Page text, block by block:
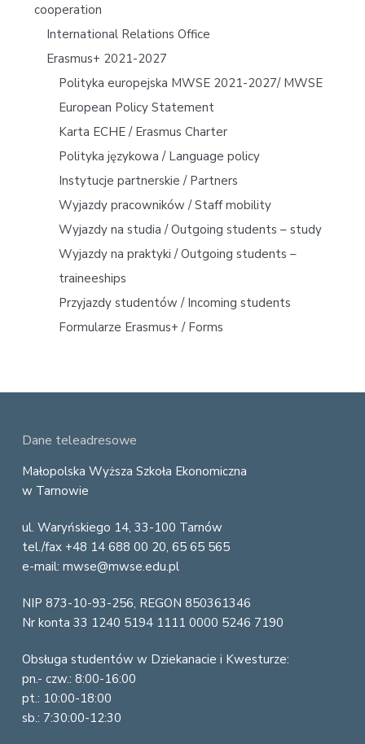
cooperation
International Relations Office
Erasmus+ 2021-2027
Polityka europejska MWSE 2021-2027/ MWSE
European Policy Statement
Karta ECHE / Erasmus Charter
Polityka językowa / Language policy
Instytucje partnerskie / Partners
Wyjazdy pracowników / Staff mobility
Wyjazdy na studia / Outgoing students – study
Wyjazdy na praktyki / Outgoing students –
traineeships
Przyjazdy studentów / Incoming students
Formularze Erasmus+ / Forms
Dane teleadresowe
Małopolska Wyższa Szkoła Ekonomiczna
w Tarnowie
ul. Waryńskiego 14, 33-100 Tarnów
tel./fax +48 14 688 00 20, 65 65 565
e-mail: mwse@mwse.edu.pl
NIP 873-10-93-256, REGON 850361346
Nr konta 33 1240 5194 1111 0000 5246 7190
Obsługa studentów w Dziekanacie i Kwesturze:
pn.- czw.: 8:00-16:00
pt.: 10:00-18:00
sb.: 7:30:00-12:30